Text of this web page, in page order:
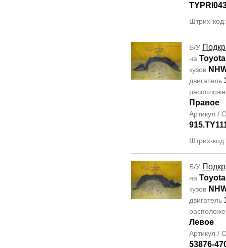
Штрих-
Б/У
на
кузов
двигатель
Правое
Артикул /
Штрих-
Б/У
на
кузов
двигатель
Левое
Артикул /
53876-